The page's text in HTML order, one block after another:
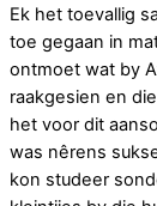
Ek het toevallig
toe gegaan in
ontmoet wat by
raakgesien en
het voor dit
was nêrens
kon studeer